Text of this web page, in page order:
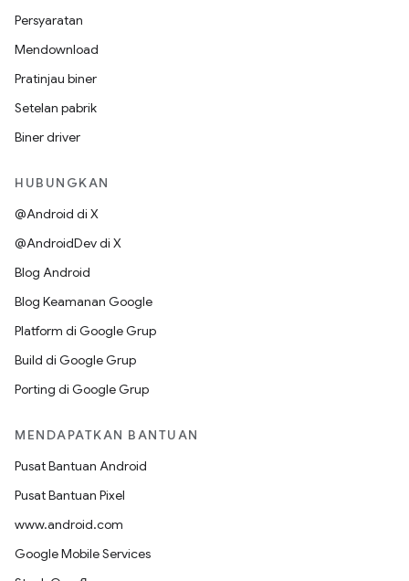
Persyaratan
Mendownload
Pratinjau biner
Setelan pabrik
Biner driver
HUBUNGKAN
@Android di X
@AndroidDev di X
Blog Android
Blog Keamanan Google
Platform di Google Grup
Build di Google Grup
Porting di Google Grup
MENDAPATKAN BANTUAN
Pusat Bantuan Android
Pusat Bantuan Pixel
www.android.com
Google Mobile Services